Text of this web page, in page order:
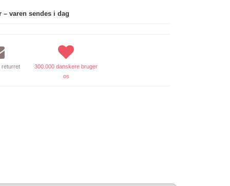
– varen sendes i dag
returret
300.000 danskere bruger
os